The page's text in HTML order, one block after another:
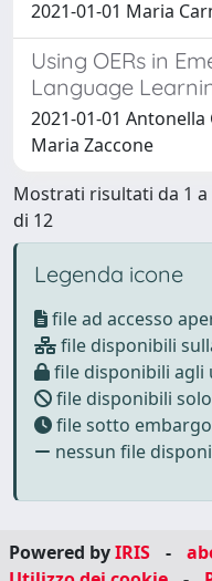
2021-01-01 Maria
Using OERs in
Language
2021-01-01 Antonella
Maria Zaccone
Mostrati risultati da 1 a
di 12
Legenda icone
file ad accesso
file disponibili
file disponibili
file disponibili
file sotto embargo
nessun file
Powered byIRIS -